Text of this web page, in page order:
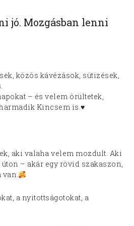
jó. Mozgásban lenni
közös kávézások, sütizések,
– és velem örültetek,
Kincsem is.♥️
aki valaha velem mozdult. Aki
– akár egy rövid szakaszon,
van.
a nyitottságotokat, a